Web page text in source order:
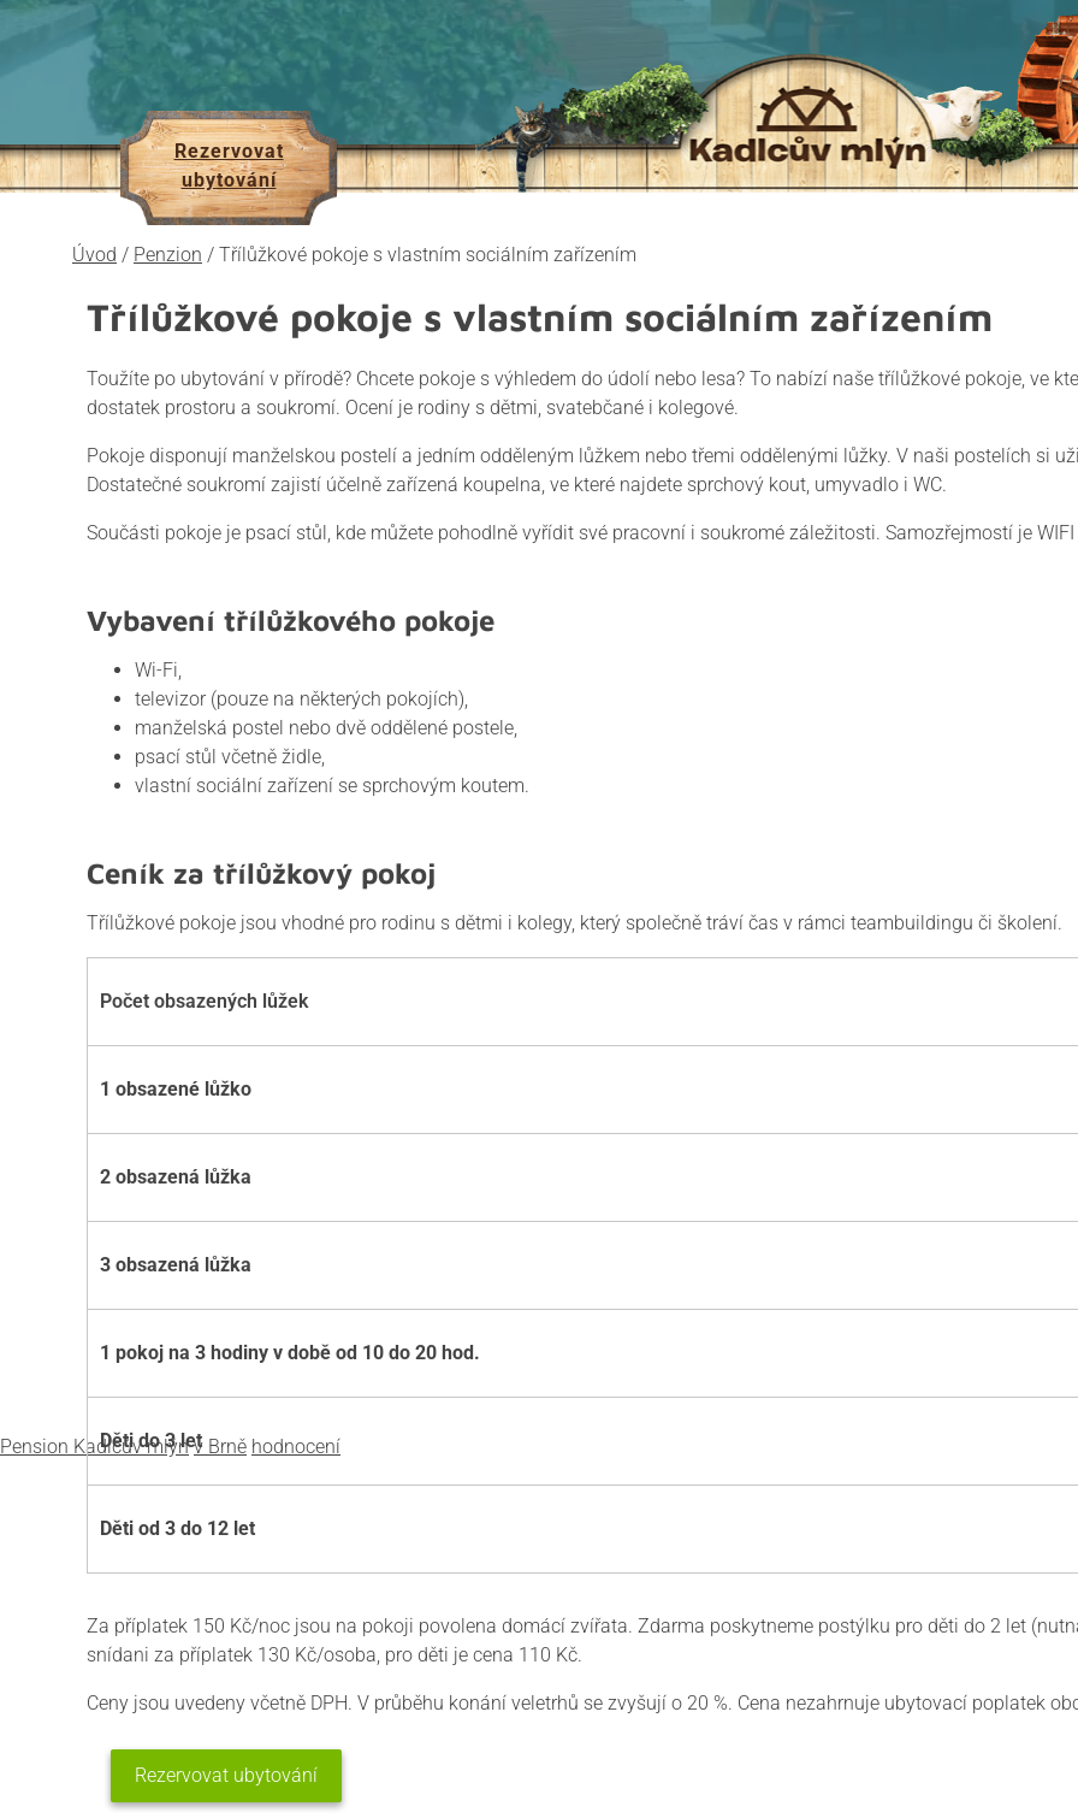
Rezervovat
ubytování
Pension Kadlcův mlýn v Brně hodnocení
Úvod / Penzion / Třílůžkové pokoje s vlastním sociálním zařízením
Třílůžkové pokoje s vlastním sociálním zařízením
Toužíte po ubytování v přírodě? Chcete pokoje s výhledem do údolí nebo lesa? To nabízí naše třílůžkové pokoje, ve
dostatek prostoru a soukromí. Ocení je rodiny s dětmi, svatebčané i kolegové.
Pokoje disponují manželskou postelí a jedním odděleným lůžkem nebo třemi oddělenými lůžky. V naši postelích si
Dostatečné soukromí zajistí účelně zařízená koupelna, ve které najdete sprchový kout, umyvadlo i WC.
Součásti pokoje je psací stůl, kde můžete pohodlně vyřídit své pracovní i soukromé záležitosti. Samozřejmostí je
Vybavení třílůžkového pokoje
Wi-Fi,
televizor (pouze na některých pokojích),
manželská postel nebo dvě oddělené postele,
psací stůl včetně židle,
vlastní sociální zařízení se sprchovým koutem.
Ceník za třílůžkový pokoj
Třílůžkové pokoje jsou vhodné pro rodinu s dětmi i kolegy, který společně tráví čas v rámci teambuildingu či školení.
Počet obsazených lůžek
1 obsazené lůžko
2 obsazená lůžka
3 obsazená lůžka
1 pokoj na 3 hodiny v době od 10 do 20 hod.
Děti do 3 let
Děti od 3 do 12 let
Za příplatek 150 Kč/noc jsou na pokoji povolena domácí zvířata. Zdarma poskytneme postýlku pro děti do 2 let
snídani za příplatek 130 Kč/osoba, pro děti je cena 110 Kč.
Ceny jsou uvedeny včetně DPH. V průběhu konání veletrhů se zvyšují o 20 %. Cena nezahrnuje ubytovací poplatek
Rezervovat ubytování